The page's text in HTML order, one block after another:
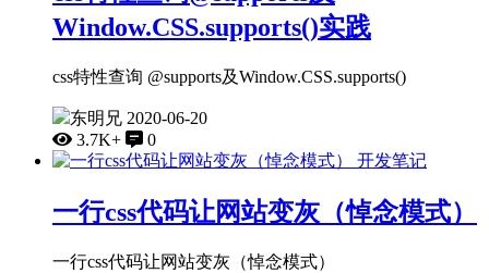
Window.CSS.supports()实践
css特性查询 @supports及Window.CSS.supports()
东明兄 2020-06-20
3.7K+
0
开发笔记
一行css代码让网站变灰（悼念模式）
一行css代码让网站变灰（悼念模式）